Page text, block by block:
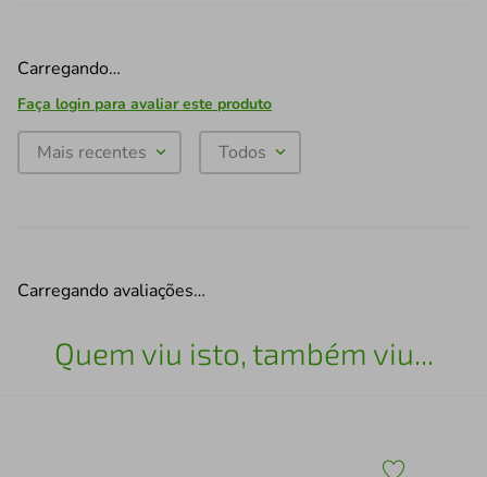
Carregando…
Faça login para avaliar este produto
Mais recentes Todos
Carregando avaliações…
Quem viu isto, também viu...